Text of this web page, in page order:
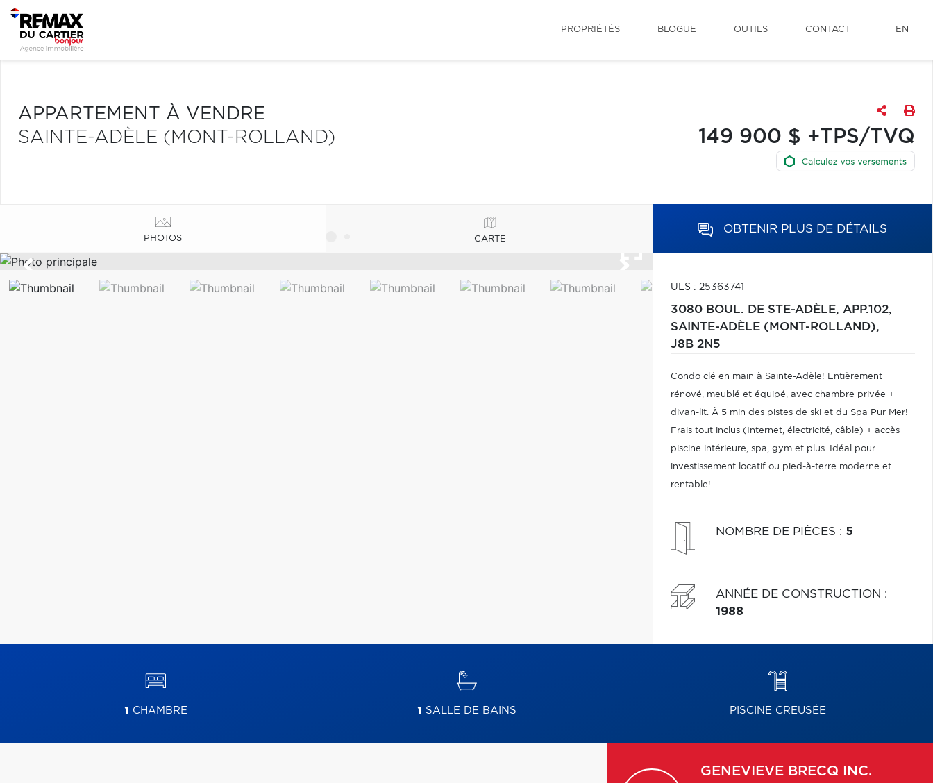
PROPRIÉTÉS BLOGUE OUTILS CONTACT EN
APPARTEMENT À VENDRE
SAINTE-ADÈLE (MONT-ROLLAND)
149 900 $ +TPS/TVQ
PHOTOS CARTE
OBTENIR PLUS DE DÉTAILS
ULS : 25363741
3080 BOUL. DE STE-ADÈLE, APP.102,
SAINTE-ADÈLE (MONT-ROLLAND),
J8B 2N5
Condo clé en main à Sainte-Adèle! Entièrement
rénové, meublé et équipé, avec chambre privée +
divan-lit. À 5 min des pistes de ski et du Spa Pur Mer!
Frais tout inclus (Internet, électricité, câble) + accès
piscine intérieure, spa, gym et plus. Idéal pour
investissement locatif ou pied-à-terre moderne et
rentable!
NOMBRE DE PIÈCES : 5
ANNÉE DE CONSTRUCTION :
1988
1 CHAMBRE 1 SALLE DE BAINS PISCINE CREUSÉE
GENEVIEVE BRECQ INC.